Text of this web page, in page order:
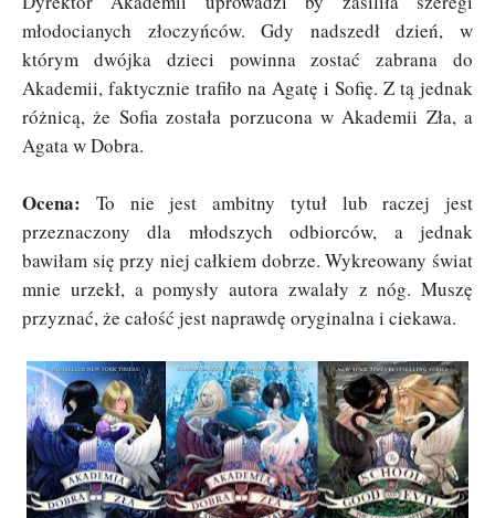
młodocianych złoczyńców. Gdy nadszedł dzień, w
którym dwójka dzieci powinna zostać zabrana do
Akademii, faktycznie trafiło na Agatę i Sofię. Z tą jednak
różnicą, że Sofia została porzucona w Akademii Zła, a
Agata w Dobra.
Ocena: To nie jest ambitny tytuł lub raczej jest
przeznaczony dla młodszych odbiorców, a jednak
bawiłam się przy niej całkiem dobrze. Wykreowany świat
mnie urzekł, a pomysły autora zwalały z nóg. Muszę
przyznać, że całość jest naprawdę oryginalna i ciekawa.